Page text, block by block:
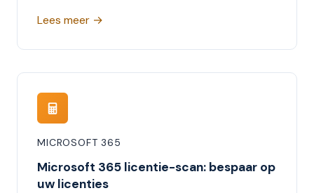
Lees meer →
MICROSOFT 365
Microsoft 365 licentie-scan: bespaar op
uw licenties